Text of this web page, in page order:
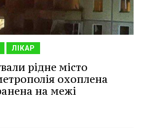
ЛІКАР
рідне місто
охоплена
на межі